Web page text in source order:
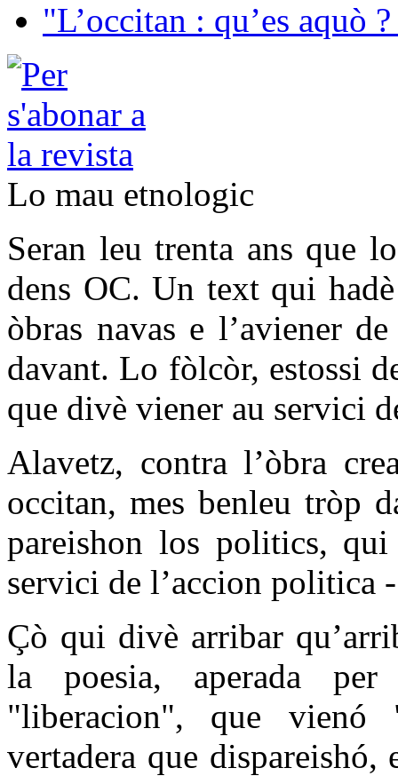
"L’occitan : qu’es aquò
Lo mau etnologic
Seran leu trenta ans que
dens OC. Un text qui
òbras navas e l’aviener
davant. Lo fòlcòr, estossi
que divè viener au servici
Alavetz, contra l’òbra
occitan, mes benleu tròp
pareishon los politics,
servici de l’accion politica
Çò qui divè arribar
la poesia, aperada
"liberacion", que vienó
vertadera que dispareishó,